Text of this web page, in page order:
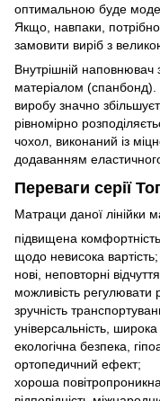
оптимальною буде
Якщо, навпаки,
замовити виріб з
Внутрішній
матеріалом
виробу значно
рівномірно
чохол, виконаний із
додаванням
Переваги серії
Матраци даної лінійки
підвищена
щодо невисока вартість;
нові, неповторні
можливість регулювати
зручність
універсальність,
екологічна безпека,
ортопедичний ефект;
хороша